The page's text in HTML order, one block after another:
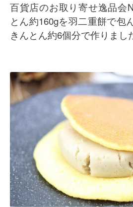
百貨店のお取り寄せ逸品会
とん約160gを羽二重餅で包
きんとん約6個分で作りまし